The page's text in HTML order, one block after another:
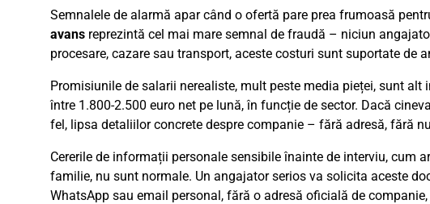
Semnalele de alarmă apar când o ofertă pare prea frumoasă
avans reprezintă cel mai mare semnal de fraudă – niciun
procesare, cazare sau transport, aceste costuri sunt suportate de
Promisiunile de salarii nerealiste, mult peste media pieței, sunt
între 1.800-2.500 euro net pe lună, în funcție de sector. Dacă
fel, lipsa detaliilor concrete despre companie – fără adresă, fără
Cererile de informații personale sensibile înainte de interviu, cum
familie, nu sunt normale. Un angajator serios va solicita aceste
WhatsApp sau email personal, fără o adresă oficială de